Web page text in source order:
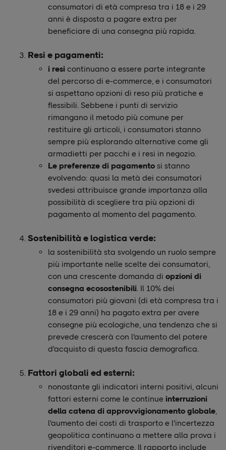
consumatori di età compresa tra i 18 e i 29
anni è disposta a pagare extra per
beneficiare di una consegna più rapida.
Resi e pagamenti:
i resi continuano a essere parte integrante
del percorso di e-commerce, e i consumatori
si aspettano opzioni di reso più pratiche e
flessibili. Sebbene i punti di servizio
rimangano il metodo più comune per
restituire gli articoli, i consumatori stanno
sempre più esplorando alternative come gli
armadietti per pacchi e i resi in negozio.
Le preferenze di pagamento si stanno
evolvendo: quasi la metà dei consumatori
svedesi attribuisce grande importanza alla
possibilità di scegliere tra più opzioni di
pagamento al momento del pagamento.
Sostenibilità e logistica verde:
la sostenibilità sta svolgendo un ruolo sempre
più importante nelle scelte dei consumatori,
con una crescente domanda di opzioni di
consegna ecosostenibili. Il 10% dei
consumatori più giovani (di età compresa tra i
18 e i 29 anni) ha pagato extra per avere
consegne più ecologiche, una tendenza che si
prevede crescerà con l'aumento del potere
d'acquisto di questa fascia demografica.
Fattori globali ed esterni:
nonostante gli indicatori interni positivi, alcuni
fattori esterni come le continue interruzioni
della catena di approvvigionamento globale,
l'aumento dei costi di trasporto e l'incertezza
geopolitica continuano a mettere alla prova i
rivenditori e-commerce. Il rapporto include